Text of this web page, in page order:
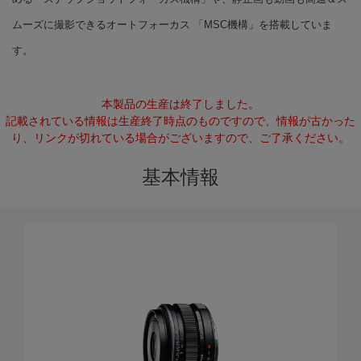
ムーズに撮影できるオートフォーカス 「MSC機構」を搭載していま
す。
本製品の生産は終了しました。
記載されている情報は生産終了時点のものですので、情報が古かった
り、リンクが切れている場合がございますので、ご了承ください。
基本情報